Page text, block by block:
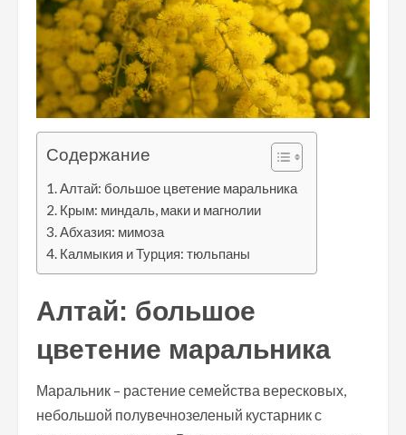
Содержание
Алтай: большое цветение маральника
Крым: миндаль, маки и магнолии
Абхазия: мимоза
Калмыкия и Турция: тюльпаны
Алтай: большое
цветение маральника
Маральник – растение семейства вересковых,
небольшой полувечнозеленый кустарник с